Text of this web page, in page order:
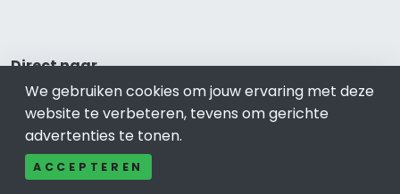
Direct naar
Rijscholen Amsterdam
Fietswinkels Amsterdam
Taxi Amsterdam
Kapper Amsterdam
We gebruiken cookies om jouw ervaring met deze
website te verbeteren, tevens om gerichte
advertenties te tonen.
ACCEPTEREN